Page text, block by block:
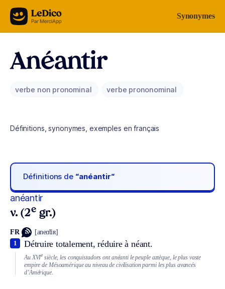
Aller au contenu Synonymes
Anéantir
verbe non pronominal verbe prononominal
Définitions, synonymes, exemples en français
Définitions de “anéantir“
anéantir
v. (2e gr.)
FR [aneɑ̃tiʀ]
Détruire totalement, réduire à néant.
1
Au XVIe siècle, les conquistadors ont anéanti le peuple aztèque, le plus vaste
empire de Mésoamérique au niveau de civilisation parmi les plus avancés
d’Amérique.